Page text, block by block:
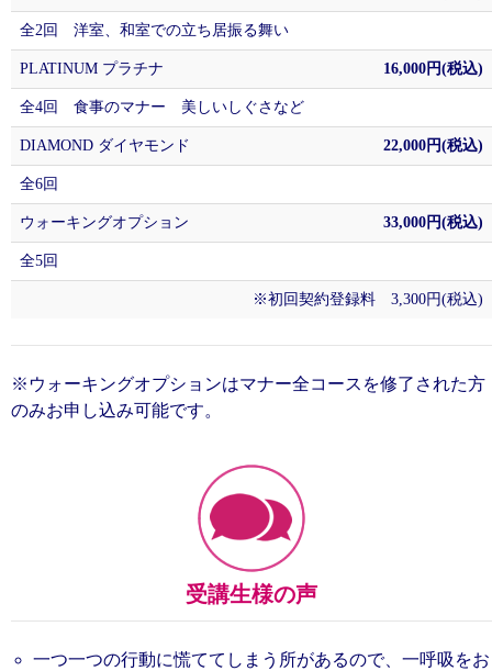
全2回 洋室、和室での立ち居振る舞い
PLATINUM プラチナ 16,000円(税込)
全4回 食事のマナー 美しいしぐさなど
DIAMOND ダイヤモンド 22,000円(税込)
全6回
ウォーキングオプション 33,000円(税込)
全5回
※初回契約登録料 3,300円(税込)
※ウォーキングオプションはマナー全コースを修了された方
のみお申し込み可能です。
受講生様の声
一つ一つの行動に慌ててしまう所があるので、一呼吸をお